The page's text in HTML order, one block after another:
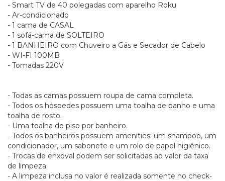
- Smart TV de 40 polegadas com aparelho Roku
- Ar-condicionado
- 1 cama de CASAL
- 1 sofá-cama de SOLTEIRO
- 1 BANHEIRO com Chuveiro a Gás e Secador de Cabelo
- WI-FI 100MB
- Tomadas 220V
- Todas as camas possuem roupa de cama completa.
- Todos os hóspedes possuem uma toalha de banho e uma
toalha de rosto.
- Uma toalha de piso por banheiro.
- Todos os banheiros possuem amenities: um shampoo, um
condicionador, um sabonete e um rolo de papel higiênico.
- Trocas de enxoval podem ser solicitadas ao valor da taxa
de limpeza.
- A limpeza inclusa no valor é realizada somente no check-